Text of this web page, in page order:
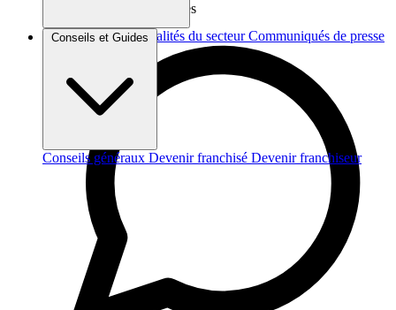
Brèves et actus Actualités du secteur Communiqués de presse
Conseils et Guides
Conseils généraux Devenir franchisé Devenir franchiseur
Vos données sont protégées